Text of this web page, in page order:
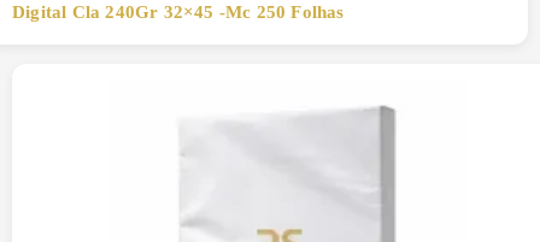
Digital Cla 240Gr 32×45 -Mc 250 Folhas